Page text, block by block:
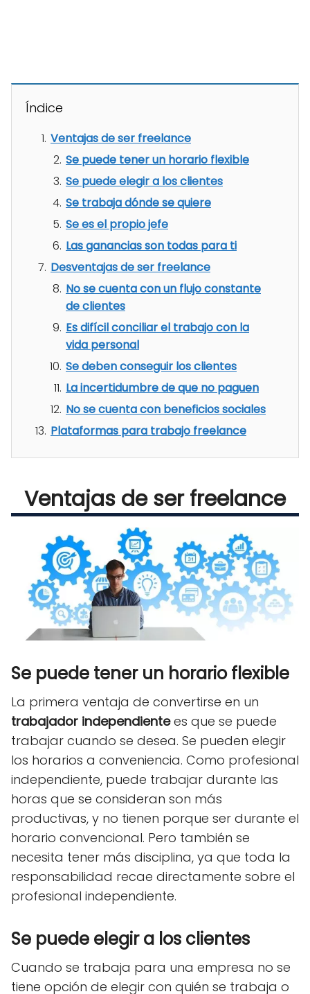
Índice
Ventajas de ser freelance
Se puede tener un horario flexible
Se puede elegir a los clientes
Se trabaja dónde se quiere
Se es el propio jefe
Las ganancias son todas para ti
Desventajas de ser freelance
No se cuenta con un flujo constante
de clientes
Es difícil conciliar el trabajo con la
vida personal
Se deben conseguir los clientes
La incertidumbre de que no paguen
No se cuenta con beneficios sociales
Plataformas para trabajo freelance
Ventajas de ser freelance
Se puede tener un horario flexible
La primera ventaja de convertirse en un
trabajador independientees que se puede
trabajar cuando se desea. Se pueden elegir
los horarios a conveniencia. Como profesional
independiente, puede trabajar durante las
horas que se consideran son más
productivas, y no tienen porque ser durante el
horario convencional. Pero también se
necesita tener más disciplina, ya que toda la
responsabilidad recae directamente sobre el
profesional independiente.
Se puede elegir a los clientes
Cuando se trabaja para una empresa no se
tiene opción de elegir con quién se trabaja o